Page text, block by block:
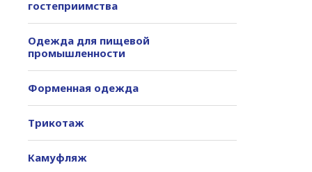
гостеприимства
Одежда для пищевой
промышленности
Форменная одежда
Трикотаж
Камуфляж